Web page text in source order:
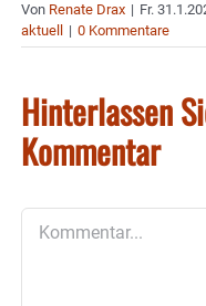
Von Renate Drax | Fr.
aktuell
| 0 Kommentare
Hinterlassen
Kommentar